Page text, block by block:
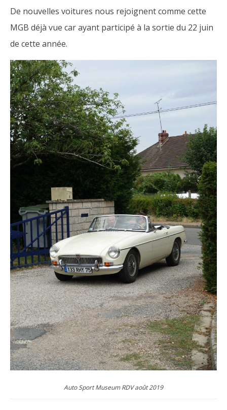
De nouvelles voitures nous rejoignent comme cette
MGB déjà vue car ayant participé à la sortie du 22 juin
de cette année.
Auto Sport Museum RDV août 2019